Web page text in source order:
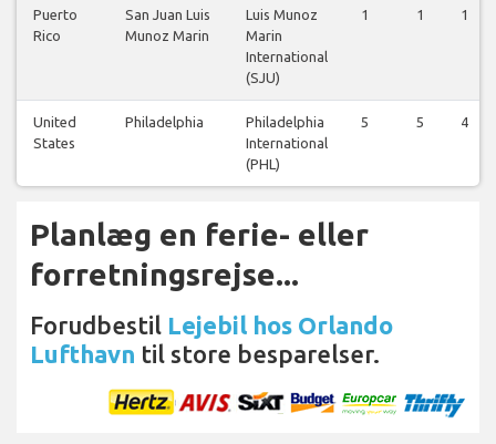
Puerto
Rico
San Juan Luis
Munoz Marin
Luis Munoz
Marin
International
(SJU)
1 1 1
United
States
Philadelphia
Philadelphia
International
(PHL)
5 5 4
Planlæg en ferie- eller
forretningsrejse...
Forudbestil Lejebil hos Orlando
Lufthavn til store besparelser.